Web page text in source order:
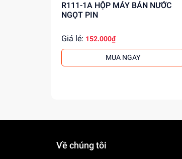
R111-1A HỘP MÁY BÁN NƯỚC
NGỌT PIN
Giá lẻ: 152.000₫
MUA NGAY
Về chúng tôi